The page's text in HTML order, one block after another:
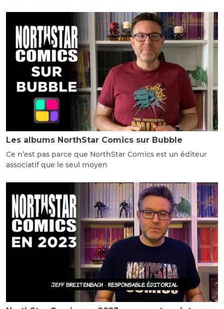
Les albums NorthStar Comics sur Bubble
Ce n’est pas parce que NorthStar Comics est un éditeur
associatif que le seul moyen